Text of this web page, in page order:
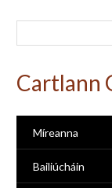
Cartlann
Míreanna
Bailiúcháin